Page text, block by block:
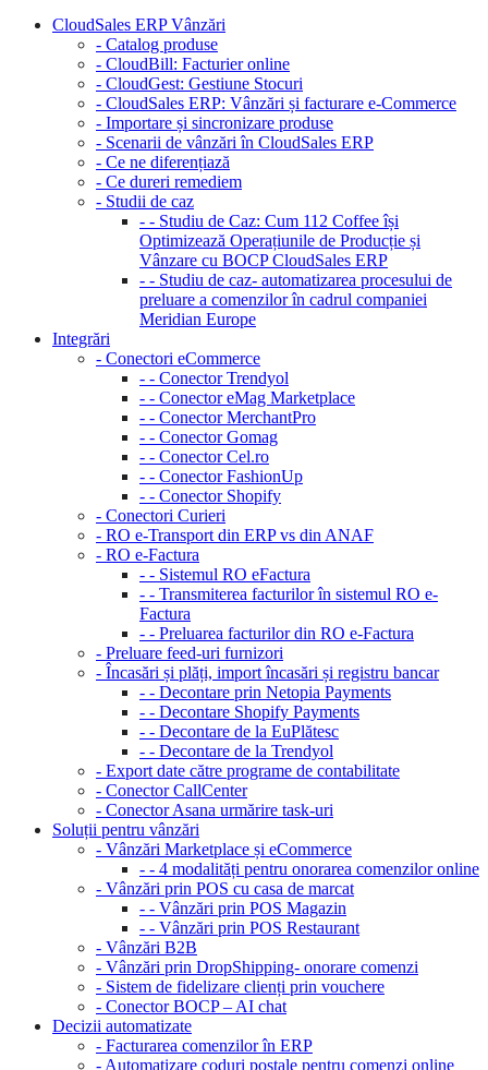
CloudSales ERP Vânzări
- Catalog produse
- CloudBill: Facturier online
- CloudGest: Gestiune Stocuri
- CloudSales ERP: Vânzări și facturare e-Commerce
- Importare și sincronizare produse
- Scenarii de vânzări în CloudSales ERP
- Ce ne diferențiază
- Ce dureri remediem
- Studii de caz
- - Studiu de Caz: Cum 112 Coffee își
Optimizează Operațiunile de Producție și
Vânzare cu BOCP CloudSales ERP
- - Studiu de caz- automatizarea procesului de
preluare a comenzilor în cadrul companiei
Meridian Europe
Integrări
- Conectori eCommerce
- - Conector Trendyol
- - Conector eMag Marketplace
- - Conector MerchantPro
- - Conector Gomag
- - Conector Cel.ro
- - Conector FashionUp
- - Conector Shopify
- Conectori Curieri
- RO e-Transport din ERP vs din ANAF
- RO e-Factura
- - Sistemul RO eFactura
- - Transmiterea facturilor în sistemul RO e-
Factura
- - Preluarea facturilor din RO e-Factura
- Preluare feed-uri furnizori
- Încasări și plăți, import încasări și registru bancar
- - Decontare prin Netopia Payments
- - Decontare Shopify Payments
- - Decontare de la EuPlătesc
- - Decontare de la Trendyol
- Export date către programe de contabilitate
- Conector CallCenter
- Conector Asana urmărire task-uri
Soluții pentru vânzări
- Vânzări Marketplace și eCommerce
- - 4 modalități pentru onorarea comenzilor online
- Vânzări prin POS cu casa de marcat
- - Vânzări prin POS Magazin
- - Vânzări prin POS Restaurant
- Vânzări B2B
- Vânzări prin DropShipping- onorare comenzi
- Sistem de fidelizare clienți prin vouchere
- Conector BOCP – AI chat
Decizii automatizate
- Facturarea comenzilor în ERP
- Automatizare coduri poștale pentru comenzi online